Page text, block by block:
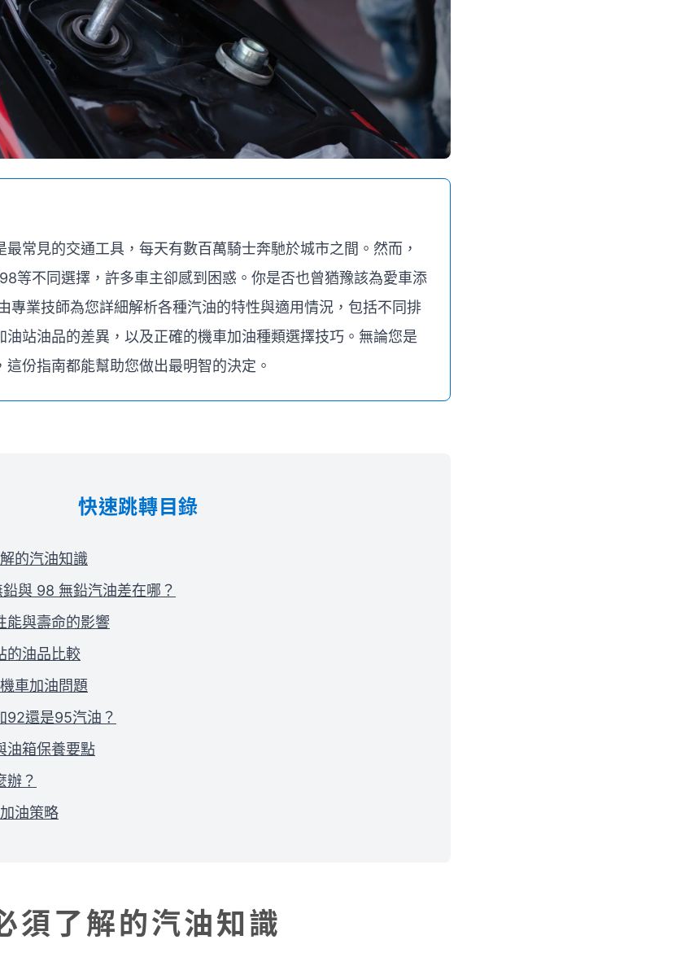
常見的交通工具，每天有數百萬騎士奔馳於城市之間。然而，
等不同選擇，許多車主卻感到困惑。你是否也曾猶豫該為愛車添
專業技師為您詳細解析各種汽油的特性與適用情況，包括不同排
油站油品的差異，以及正確的機車加油種類選擇技巧。無論您是
份指南都能幫助您做出最明智的決定。
快速跳轉目錄
的汽油知識
與 98 無鉛汽油差在哪？
能與壽命的影響
的油品比較
車加油問題
92還是95汽油？
油箱保養要點
辦？
油策略
須了解的汽油知識